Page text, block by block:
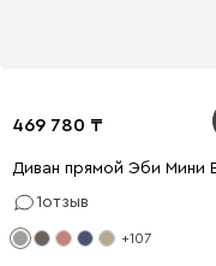
469 780
Диван прямой Эби Мини
1отзыв
+107